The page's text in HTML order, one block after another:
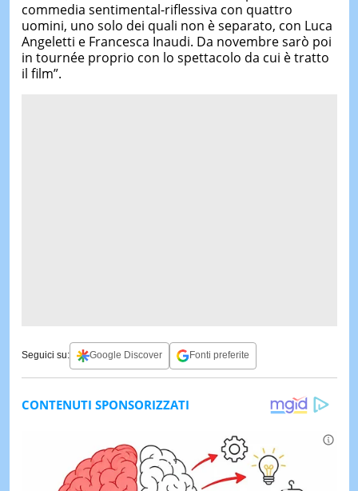
commedia sentimental-riflessiva con quattro
uomini, uno solo dei quali non è separato, con Luca
Angeletti e Francesca Inaudi. Da novembre sarò poi
in tournée proprio con lo spettacolo da cui è tratto
il film”.
Seguici su: Google Discover Fonti preferite